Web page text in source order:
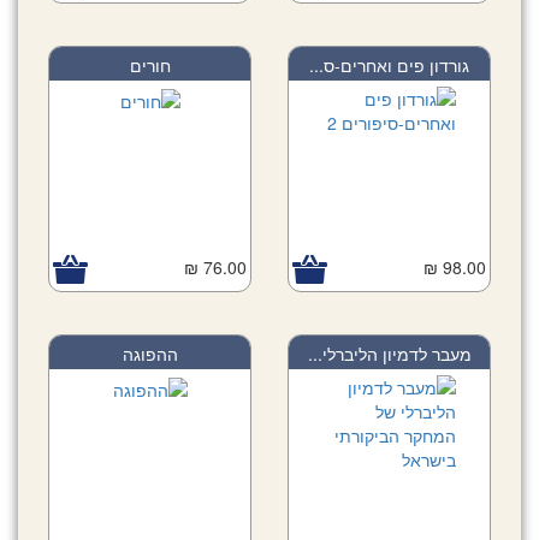
גורדון פים ואחרים-ס...
98.00 ₪
חורים
76.00 ₪
מעבר לדמיון הליברלי... ההפוגה